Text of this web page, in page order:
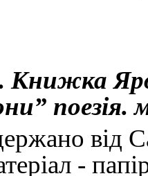
Книжка
поезія.
від
-